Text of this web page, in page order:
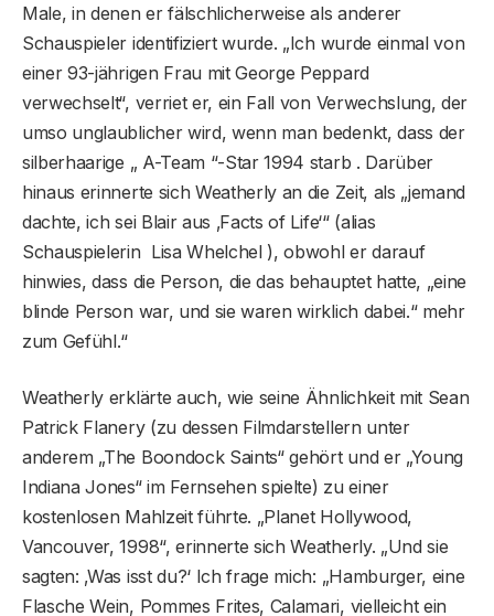
Male, in denen er fälschlicherweise als anderer
Schauspieler identifiziert wurde. „Ich wurde einmal von
einer 93-jährigen Frau mit George Peppard
verwechselt“, verriet er, ein Fall von Verwechslung, der
umso unglaublicher wird, wenn man bedenkt, dass der
silberhaarige „ A-Team “-Star 1994 starb . Darüber
hinaus erinnerte sich Weatherly an die Zeit, als „jemand
dachte, ich sei Blair aus ‚Facts of Life‘“ (alias
Schauspielerin Lisa Whelchel ), obwohl er darauf
hinwies, dass die Person, die das behauptet hatte, „eine
blinde Person war, und sie waren wirklich dabei.“ mehr
zum Gefühl.“
Weatherly erklärte auch, wie seine Ähnlichkeit mit Sean
Patrick Flanery (zu dessen Filmdarstellern unter
anderem „The Boondock Saints“ gehört und er „Young
Indiana Jones“ im Fernsehen spielte) zu einer
kostenlosen Mahlzeit führte. „Planet Hollywood,
Vancouver, 1998“, erinnerte sich Weatherly. „Und sie
sagten: ‚Was isst du?‘ Ich frage mich: „Hamburger, eine
Flasche Wein, Pommes Frites, Calamari, vielleicht ein